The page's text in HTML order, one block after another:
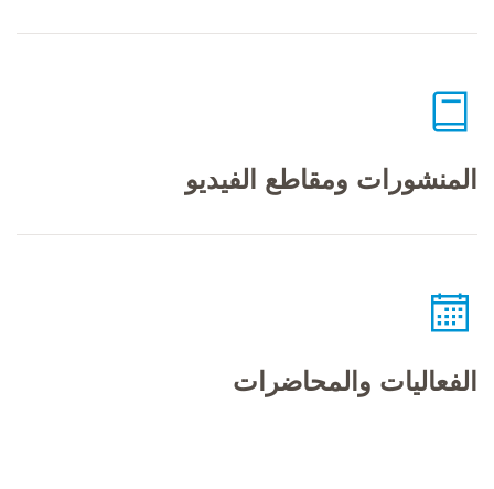
المنشورات ومقاطع الفيديو
الفعاليات والمحاضرات